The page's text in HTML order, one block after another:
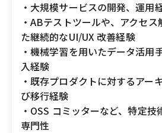
・大規模サービスの開発、運用
・ABテストツールや、アクセ
た継続的なUI/UX 改善経験
・機械学習を用いたデータ活用
入経験
・既存プロダクトに対するアー
び移行経験
・OSS コミッターなど、特定
専門性